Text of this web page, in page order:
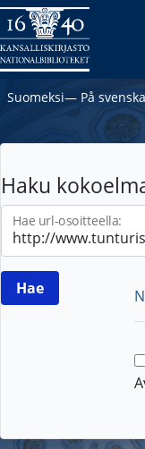
Suomeksi― På svenska
Haku
Hae url-osoitteella: